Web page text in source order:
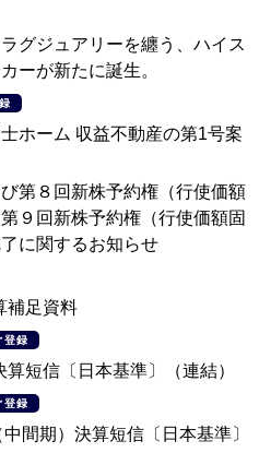
グジュアリーを纏う、ハイス
ーが新たに誕生。
ホーム 収益不動産の第1号案
第８回新株予約権（行使価額
９回新株予約権（行使価額固
に関するお知らせ
補足資料
登録
短信〔日本基準〕（連結）
登録
間期）決算短信〔日本基準〕